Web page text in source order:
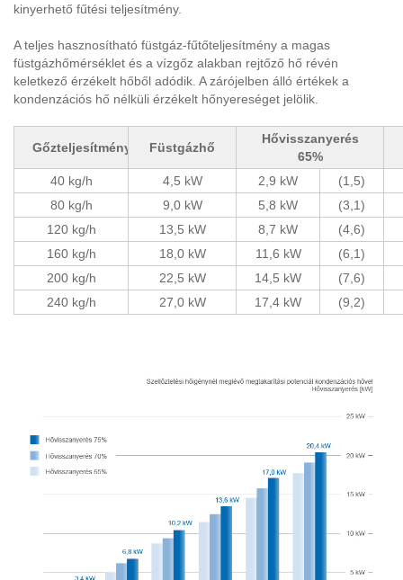
kinyerhető fűtési teljesítmény.
A teljes hasznosítható füstgáz-fűtőteljesítmény a magas
füstgázhőmérséklet és a vízgőz alakban rejtőző hő révén
keletkező érzékelt hőből adódik. A zárójelben álló értékek a
kondenzációs hő nélküli érzékelt hőnyereséget jelölik.
Gőzteljesítmény Füstgázhő
Hővisszanyerés
65%
40 kg/h
4,5 kW 2,9 kW
(1,5)
80 kg/h
9,0 kW 5,8 kW
(3,1)
120 kg/h
13,5 kW 8,7 kW
(4,6)
160 kg/h
18,0 kW 11,6 kW (6,1)
200 kg/h
22,5 kW 14,5 kW (7,6)
240 kg/h
27,0 kW 17,4 kW (9,2)